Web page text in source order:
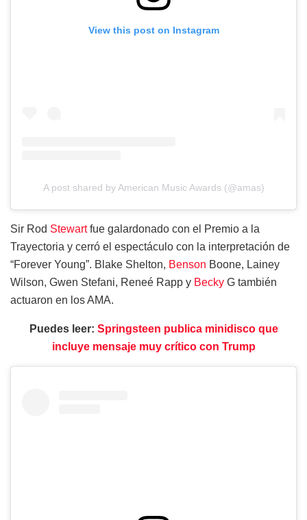
View this post on Instagram
A post shared by American Music Awards (@amas)
Sir Rod Stewartfue galardonado con el Premio a la
Trayectoria y cerró el espectáculo con la interpretación de
“Forever Young”. Blake Shelton, Benson Boone, Lainey
Wilson, Gwen Stefani, Reneé Rapp y Becky G también
actuaron en los AMA.
Puedes leer: Springsteen publica minidisco que
incluye mensaje muy crítico con Trump